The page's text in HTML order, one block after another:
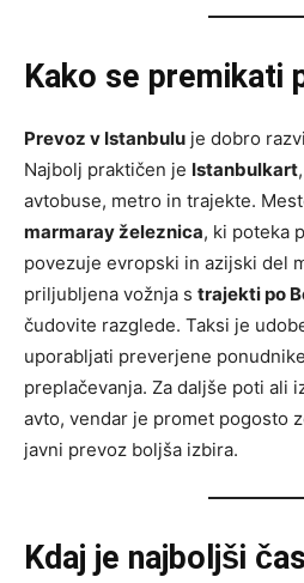
Kako se premikati
Prevoz v Istanbulu je dobro
Najbolj praktičen je Istanbulkart
avtobuse, metro in trajekte.
marmaray železnica, ki poteka
povezuje evropski in azijski del
priljubljena vožnja s trajekti po
čudovite razglede. Taksi je
uporabljati preverjene
preplačevanja. Za daljše poti ali
avto, vendar je promet pogosto
javni prevoz boljša izbira.
Kdaj je najboljši